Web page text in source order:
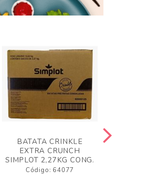
BATATA CRINKLE
EXTRA CRUNCH
SIMPLOT 2,27KG CONG.
Código: 64077